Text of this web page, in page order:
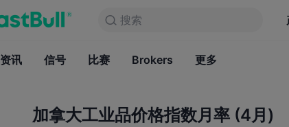
搜索
资讯 信号
搜索
资讯 信号 比赛 Brokers 更多
加拿大工业品价格指数月率 (4月)